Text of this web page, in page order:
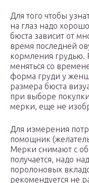
Для того чтобы
на глаз надо
бюста зависит от
время последней
кормления грудью.
меняться со
форма груди у
размера бюста
при выборе
мерки, еще не
Для измерения
помощник
Мерки снимают с
получается, надо
поролоновых
рекомендуется не